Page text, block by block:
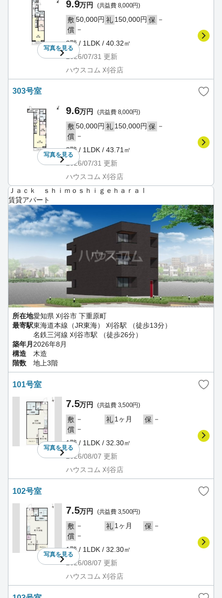
写真を見る
9.9万円 (共益費 8,000円)
敷50,000円 礼 150,000円 保 －
償 －
3階 / 1LDK / 40.32㎡
2026/07/31 更新
ハウスコム 刈谷店
303号室
写真を見る
9.6万円 (共益費 8,000円)
敷50,000円 礼 150,000円 保 －
償 －
3階 / 1LDK / 43.71㎡
2026/07/31 更新
ハウスコム 刈谷店
Ｊａｃｋ ｓｈｉｍｏｓｈｉｇｅｈａｒａⅠ
賃貸アパート
所在地愛知県 刈谷市 下重原町
最寄駅東海道本線（JR東海） 刈谷駅 （徒歩13分）
名鉄三河線 刈谷市駅 （徒歩26分）
築年月 2026年8月
構造
木造
階数
地上3階
101号室
写真を見る
7.5万円 (共益費 3,500円)
敷 － 礼 1ヶ月 保 －
償 －
1階 / 1LDK / 32.30㎡
2026/08/07 更新
ハウスコム 刈谷店
102号室
写真を見る
7.5万円 (共益費 3,500円)
敷 － 礼 1ヶ月 保 －
償 －
1階 / 1LDK / 32.30㎡
2026/08/07 更新
ハウスコム 刈谷店